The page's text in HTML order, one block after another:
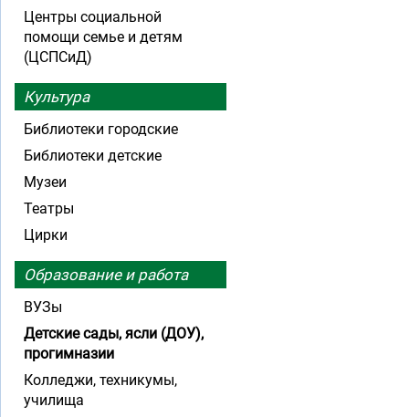
Центры социальной
помощи семье и детям
(ЦСПСиД)
Культура
Библиотеки городские
Библиотеки детские
Музеи
Театры
Цирки
Образование и работа
ВУЗы
Детские сады, ясли (ДОУ),
прогимназии
Колледжи, техникумы,
училища